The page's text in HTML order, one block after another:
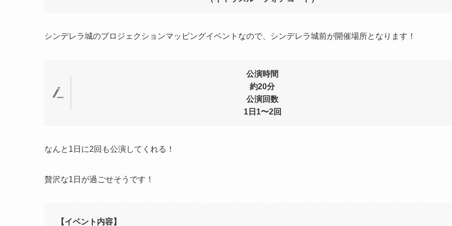
シンデレラ城のプロジェクションマッピングイベントなので、シンデレラ城前が開催場所となります！
公演時間
約20分
公演回数
1日1〜2回
なんと1日に2回も公演してくれる！
贅沢な1日が過ごせそうです！
【イベント内容】